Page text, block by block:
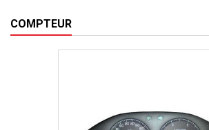
COMPTEUR